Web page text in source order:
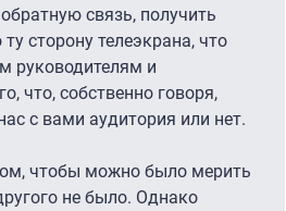
связь, получить
сторону телеэкрана, что
руководителям и
что, собственно говоря,
с вами аудитория или нет.
чтобы можно было мерить
не было. Однако